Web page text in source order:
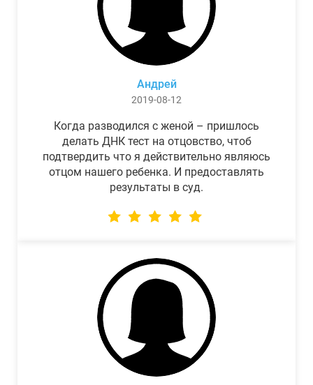
Андрей
2019-08-12
Когда разводился с женой – пришлось
делать ДНК тест на отцовство, чтоб
подтвердить что я действительно являюсь
отцом нашего ребенка. И предоставлять
результаты в суд.